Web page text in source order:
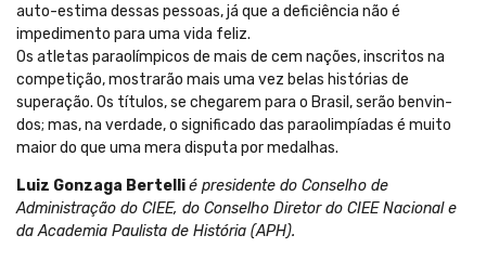
auto-estima dessas pessoas, já que a deficiência não é
impedimento para uma vida feliz.
Os atletas paraolímpicos de mais de cem nações, inscritos na
competição, mostrarão mais uma vez belas histórias de
superação. Os títulos, se chegarem para o Brasil, serão benvin-
dos; mas, na verdade, o significado das paraolimpíadas é muito
maior do que uma mera disputa por medalhas.
Luiz Gonzaga Bertellié presidente do Conselho de
Administração do CIEE, do Conselho Diretor do CIEE Nacional e
da Academia Paulista de História (APH).